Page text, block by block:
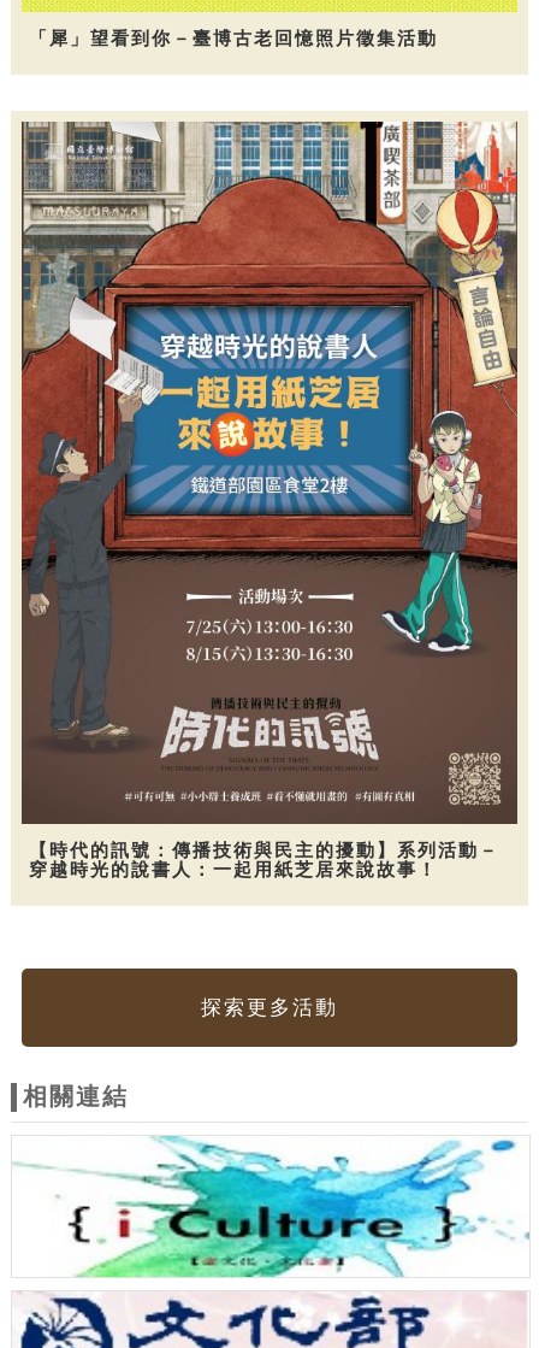
「犀」望看到你－臺博古老回憶照片徵集活動
【時代的訊號：傳播技術與民主的擾動】系列活動－
穿越時光的說書人：一起用紙芝居來說故事！
探索更多活動
相關連結